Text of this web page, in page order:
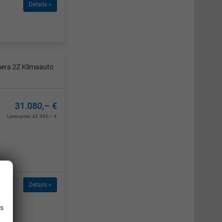
Details »
2Z Klimaauto
31.080,– €
Listenpreis:42.990,– €
Details »